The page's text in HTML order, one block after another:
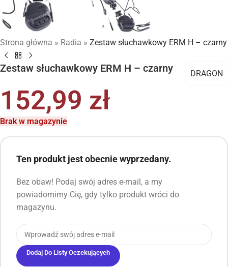
Strona główna » Radia » Zestaw słuchawkowy ERM H – czarny
Zestaw słuchawkowy ERM H – czarny DRAGON
152,99 zł
Brak w magazynie
Ten produkt jest obecnie wyprzedany.
Bez obaw! Podaj swój adres e-mail, a my
powiadomimy Cię, gdy tylko produkt wróci do
magazynu.
Dodaj Do Listy Oczekujących